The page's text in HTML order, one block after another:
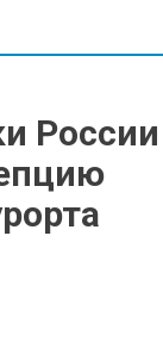
России